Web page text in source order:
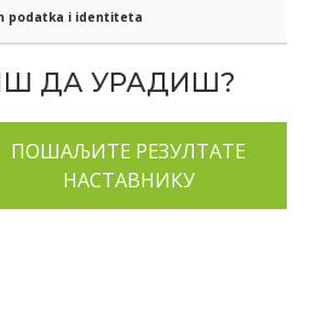
podatka i identiteta
ДА УРАДИШ?